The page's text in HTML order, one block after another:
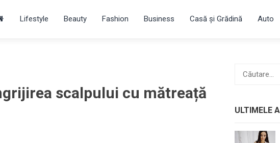
Lifestyle Beauty Fashion Business Casă și Grădină Auto
scalpului cu mătreață
după:
ULTIMELE